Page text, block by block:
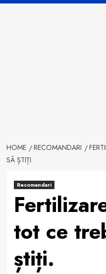
HOME RECOMANDARI
SĂ ȘTIȚI.
Recomandari
tot ce
știți.